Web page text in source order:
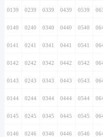
0139 0239 0339 0439 0539
0140 0240 0340 0440 0540
0141 0241 0341 0441 0541
0142 0242 0342 0442 0542
0143 0243 0343 0443 0543
0144 0244 0344 0444 0544
0145 0245 0345 0445 0545
0146 0246 0346 0446 0546